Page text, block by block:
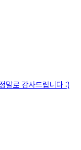
말로 감사드립니다 :)